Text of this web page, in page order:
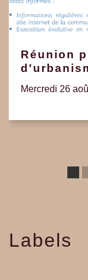
Réunion
Mercredi 26
Labels